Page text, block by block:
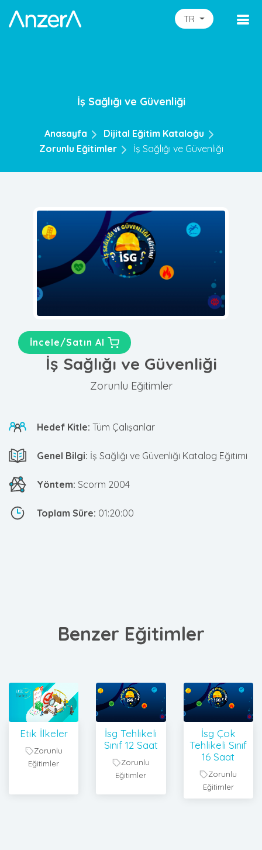
TR
İş Sağlığı ve Güvenliği
Anasayfa
Dijital Eğitim Kataloğu
Zorunlu Eğitimler
İş Sağlığı ve Güvenliği
İncele/Satın Al
İş Sağlığı ve Güvenliği
Zorunlu Eğitimler
Hedef Kitle: Tüm Çalışanlar
Genel Bilgi: İş Sağlığı ve Güvenliği Katalog Eğitimi
Yöntem: Scorm 2004
Toplam Süre: 01:20:00
Benzer Eğitimler
Etik İlkeler
Zorunlu
Eğitimler
İsg Tehlikeli
Sınıf 12 Saat
Zorunlu
Eğitimler
İsg Çok
Tehlikeli Sınıf
16 Saat
Zorunlu
Eğitimler